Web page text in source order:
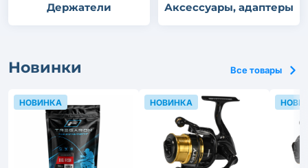
Держатели Аксессуары, адаптеры
Новинки Все товары
НОВИНКА НОВИНКА